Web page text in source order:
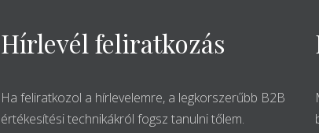
Hírlevél feliratkozás
Ha feliratkozol a hírlevelemre, a legkorszerűbb B2B
értékesítési technikákról fogsz tanulni tőlem.